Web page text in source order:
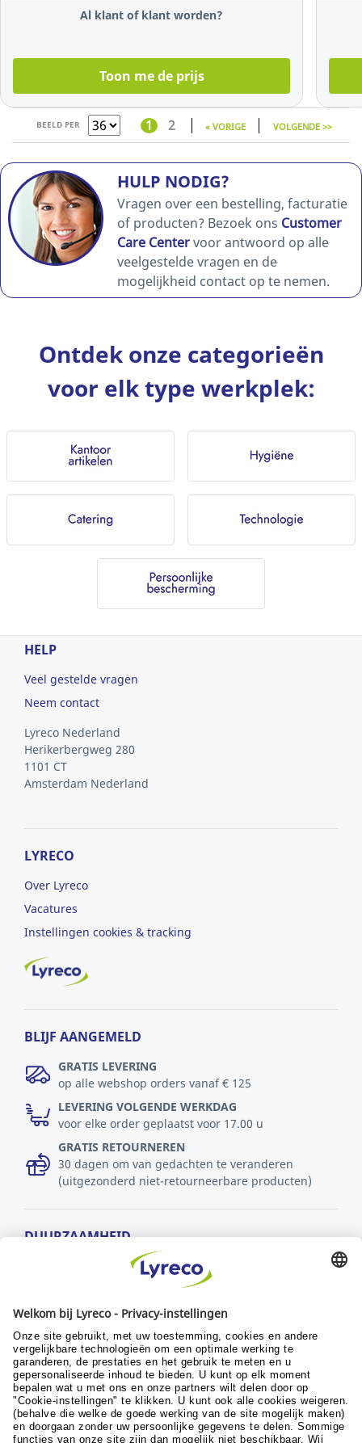
zwart,qwerty
Al klant of klant worden?
Toon me de prijs
BEELD PER 1 2 « VORIGE VOLGENDE >>
HULP NODIG?
Vragen over een bestelling, facturatie
of producten? Bezoek ons Customer
Care Centervoor antwoord op alle
veelgestelde vragen en de
mogelijkheid contact op te nemen.
Ontdek onze categorieën
voor elk type werkplek:
HELP
Veel gestelde vragen
Neem contact
Lyreco Nederland
Herikerbergweg 280
1101 CT
Amsterdam Nederland
LYRECO
Over Lyreco
Vacatures
Instellingen cookies & tracking
BLIJF AANGEMELD
GRATIS LEVERING
op alle webshop orders vanaf € 125
LEVERING VOLGENDE WERKDAG
voor elke order geplaatst voor 17.00 u
GRATIS RETOURNEREN
30 dagen om van gedachten te veranderen
(uitgezonderd niet-retourneerbare producten)
DUURZAAMHEID
Ontwikkelingsdoelstellingen
© Lyreco 2024
Algemene verkoopsvoorwaarden |Algemene
gebruiksvoorwaarden|Retour- en